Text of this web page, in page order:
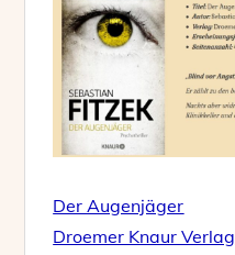
Der Augenjäger
Droemer Knaur Verlag